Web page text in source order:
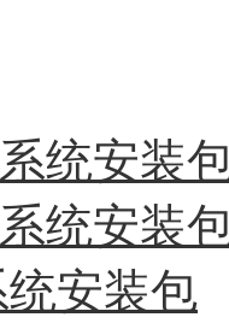
统安装
统安装
统安装包